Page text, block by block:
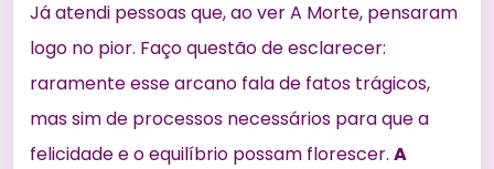
Já atendi pessoas que, ao ver A Morte, pensaram
logo no pior. Faço questão de esclarecer:
raramente esse arcano fala de fatos trágicos,
mas sim de processos necessários para que a
felicidade e o equilíbrio possam florescer. A